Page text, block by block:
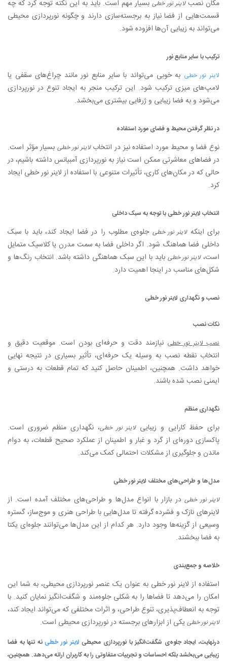
مکان نصبلاینر نور خطی بسیار مهم است. باید به این نکته توجه کرد که چه
قسمت‌هایی از فضا نیاز به برجسته‌سازی دارند و چگونه نورپردازی محیطی
می‌تواند به زیبایی آن‌ها افزوده شود.
ترکیب با سایر منابع نور
لاینر نور خطی به خوبی می‌تواند با سایر منابع نور مانند چراغ‌های سقفی یا
لامپ‌های میزی ترکیب شود. این ترکیب منجر به ایجاد تنوع در نورپردازی
می‌شود و به فضا زیبایی و ژرفایی بیشتری می‌بخشد.
در نظر گرفتن محیط و فضای مورد استفاده
نوع فضا و محیط مورد استفاده نیز در انتخابلاینر نور خطیبسیار مؤثر است.
در فضاهای معاشرتی ممکن است نیاز به نورپردازی آمبیانس داشته باشیم، در
حالی که در مکان‌های کاری، تأثیرات متنوعی با استفاده از لاینر نور خطی ایجاد
کرد.
انتخاب لاینر نور خطی با توجه به سبک داخلی
برای اینکهلاینر نور خطی جلوه‌ی مطلوب را در فضا ایجاد کند، باید با سبک
داخلی فضا هماهنگ شود. اگر داخلی فضا به سمت مدرن یا کلاسیک متمایل
است،لاینر نور خطی باید با این سبک هماهنگی داشته باشد. انتخاب رنگ‌ها و
شکل‌های مناسب در اینجا اهمیت دارد.
نصب و نگهداری لاینر نور خطی
نکات نصب
نصب لاینر نور خطی نیازمند دقت و حرفه‌ای بودن است. موقعیت دقیق و
انتخاب نقطه نصب به وسیله یک حرفه‌ای، تأثیر بسیاری در نتیجه نهایی
خواهد داشت. همچنین، اطمینان حاصل کنید که تمام قطعات به درستی و
ایمنی نصب شده باشند.
نگهداری منظم
برای حفظ کارایی و زیباییلاینر نور خطی، نگهداری منظم ضروری است.
پاکسازی دوره‌ای از گرد و غبار و اطمینان از عملکرد صحیح قطعات، به دوام
ماندن و جلوگیری از مشکلات احتمالی کمک می‌کند.
مدل‌ها و طراحی‌های مختلف لاینر نور خطی
لاینر نور خطیدر بازار با انواع مدل‌ها و طراحی‌های مختلف آمده است. از
لاینرهای نازک و فشرده گرفته تا مدل‌هایی با طراحی هنری و موج‌ساز، گستره
وسیعی از گزینه‌ها وجود دارد. هر کدام از این مدل‌ها می‌توانند جلوه‌ای یکتا
به فضا ببخشند.
خلاصه و جمع‌بندی
استفاده از لاینر نور خطی به عنوان یک عنصر نورپردازی محیطی، به شما این
امکان را می‌دهد تا فضاها را به شکلی جلوه‌مند و شگفت‌انگیز نمایان کنید. با
توجه به انعطاف‌پذیری، تنوع طراحی، و اثرات مختلفی که می‌تواند ایجاد کند،
لاینر نور خطی یکی از ابزارهای برجسته در نورپردازی محیطی است.
درنهایت، ایجاد جلوه‌ی شگفت‌انگیز با نورپردازی محیطی لاینر نور خطینه تنها به فضا
زیبایی می‌بخشد بلکه احساسات و تجربیات متفاوتی را به کاربران ارائه می‌دهد. همچنین،